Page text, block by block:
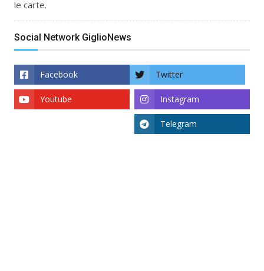
le carte.
Social Network GiglioNews
Facebook Twitter
Instagram
Youtube
Telegram